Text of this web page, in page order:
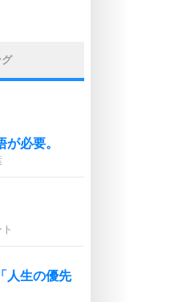
必要。
人生の優先